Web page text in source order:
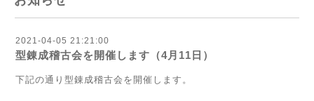
2021-04-05 21:21:00
型錬成稽古会を開催します（4月11日）
下記の通り型錬成稽古会を開催します。